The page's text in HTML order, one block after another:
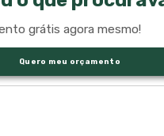
grátis agora mesmo!
Quero meu orçamento